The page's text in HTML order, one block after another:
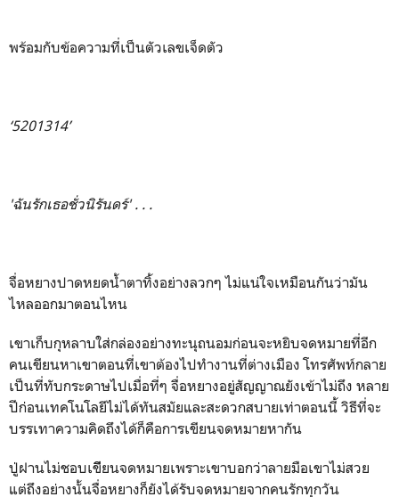
พร้อมกับข้อความที่เป็นตัวเลขเจ็ดตัว
‘5201314’
'ฉันรักเธอชั่วนิรันดร์' . . .
จื่อหยางปาดหยดน้ำตาทิ้งอย่างลวกๆ ไม่แน่ใจเหมือนกันว่ามัน
ไหลออกมาตอนไหน
เขาเก็บกุหลาบใส่กล่องอย่างทะนุถนอมก่อนจะหยิบจดหมายที่อีก
คนเขียนหาเขาตอนที่เขาต้องไปทำงานที่ต่างเมือง โทรศัพท์กลาย
เป็นที่ทับกระดาษไปเมื่อที่ๆ จื่อหยางอยู่สัญญาณยังเข้าไม่ถึง หลาย
ปีก่อนเทคโนโลยีไม่ได้ทันสมัยและสะดวกสบายเท่าตอนนี้ วิธีที่จะ
บรรเทาความคิดถึงได้ก็คือการเขียนจดหมายหากัน
ปู่ฝานไม่ชอบเขีียนจดหมายเพราะเขาบอกว่าลายมือเขาไม่สวย
แต่ถึงอย่างนั้นจื่อหยางก็ยังได้รับจดหมายจากคนรักทุกวัน